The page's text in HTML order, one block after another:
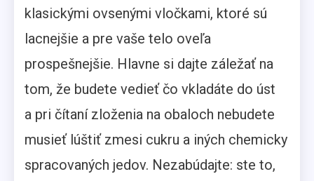
klasickými ovsenými vločkami, ktoré sú
lacnejšie a pre vaše telo oveľa
prospešnejšie. Hlavne si dajte záležať na
tom, že budete vedieť čo vkladáte do úst
a pri čítaní zloženia na obaloch nebudete
musieť lúštiť zmesi cukru a iných chemicky
spracovaných jedov. Nezabúdajte: ste to,